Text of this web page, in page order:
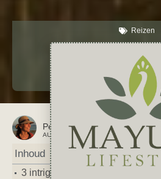
Reizen
februari 19, 2024
Namibië ,Spookstad ,
Petra
AUTEUR VAN DIT ARTIKEL
Inhoud
3 intrigerende spookstadjes